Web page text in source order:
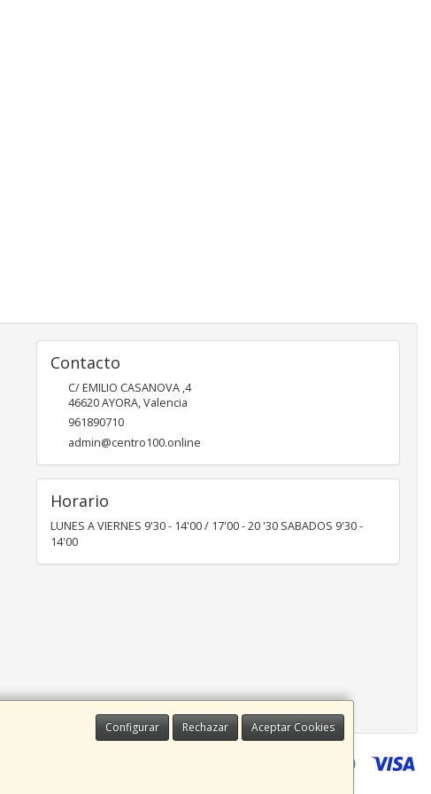
Configurar Rechazar Aceptar Cookies
Contacto
C/ EMILIO CASANOVA ,4
46620AYORA,Valencia
961890710
admin@centro100.online
Horario
LUNES A VIERNES 9'30 - 14'00 / 17'00 - 20 '30 SABADOS 9'30 -
14'00